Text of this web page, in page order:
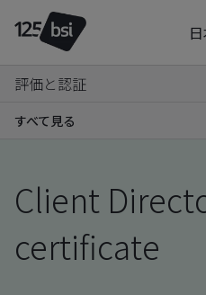
評価と認証
すべて見る
Client
certificate